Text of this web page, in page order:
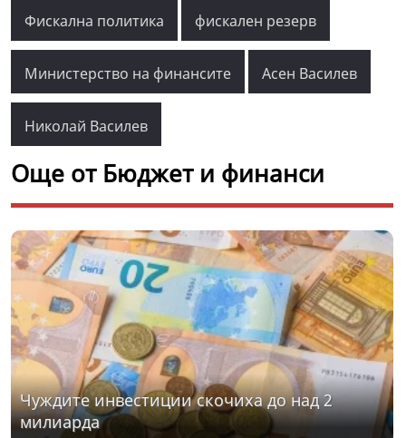
Фискална политика фискален резерв
Министерство на финансите Асен Василев
Николай Василев
Още от Бюджет и финанси
Чуждите инвестиции скочиха до над 2
милиарда